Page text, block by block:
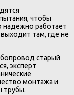
чтобы
надежно работает
там, где не
старый
эксперт
монтажа и
трубы.